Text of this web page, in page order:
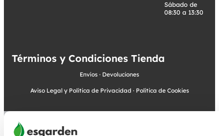
Sábado de
08:30 a 13:30
Términos y Condiciones Tienda
Envíos · Devoluciones
Aviso Legal y Política de Privacidad · Política de Cookies